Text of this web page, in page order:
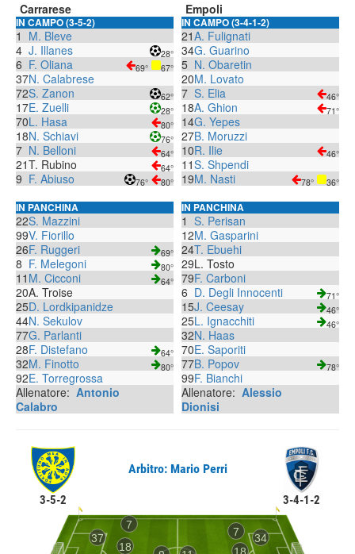
Carrarese
IN CAMPO (3-5-2)
1 M. Bleve
4 J. Illanes 28°
6 F. Oliana 69° 67°
37N. Calabrese
72S. Zanon 62°
17E. Zuelli 28°
70L. Hasa 80°
18N. Schiavi 76°
7 N. Belloni 64°
21T. Rubino 64°
9 F. Abiuso 76° 80°
IN PANCHINA
22S. Mazzini
99V. Fiorillo
26F. Ruggeri 69°
8 F. Melegoni 80°
11 M. Cicconi 64°
20A. Troise
25D. Lordkipanidze
44N. Sekulov
77G. Parlanti
28F. Distefano 64°
32M. Finotto 80°
92E. Torregrossa
Allenatore: Antonio
Calabro
Empoli
IN CAMPO (3-4-1-2)
21A. Fulignati
34G. Guarino
5 N. Obaretin
20M. Lovato
7 S. Elia 46°
18A. Ghion 71°
14G. Yepes
27B. Moruzzi
10R. Ilie 46°
11S. Shpendi
19M. Nasti 78° 36°
IN PANCHINA
1 S. Perisan
12M. Gasparini
24T. Ebuehi
29L. Tosto
79F. Carboni
6 D. Degli Innocenti 71°
15J. Ceesay 46°
25L. Ignacchiti 46°
32N. Haas
70E. Saporiti
77B. Popov 78°
99F. Bianchi
Allenatore: Alessio
Dionisi
3-5-2
Arbitro: Mario Perri
3-4-1-2
34
37 7
18
7